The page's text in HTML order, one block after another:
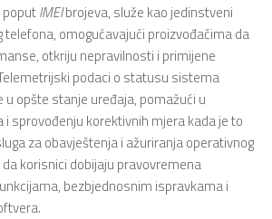
IMEIbrojeva, služe kao jedinstveni
omogućavajući proizvođačima da
otkriju nepravilnosti i primijene
podaci o statusu sistema
u opšte stanje uređaja, pomažući u
sprovođenju korektivnih mjera kada je to
za obavještenja i ažuriranja operativnog
korisnici dobijaju pravovremena
bezbjednosnim ispravkama i